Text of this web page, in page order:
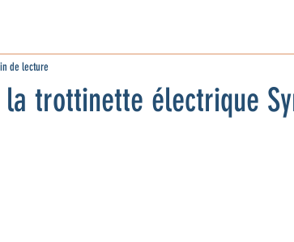
trottinette électrique
de lecture